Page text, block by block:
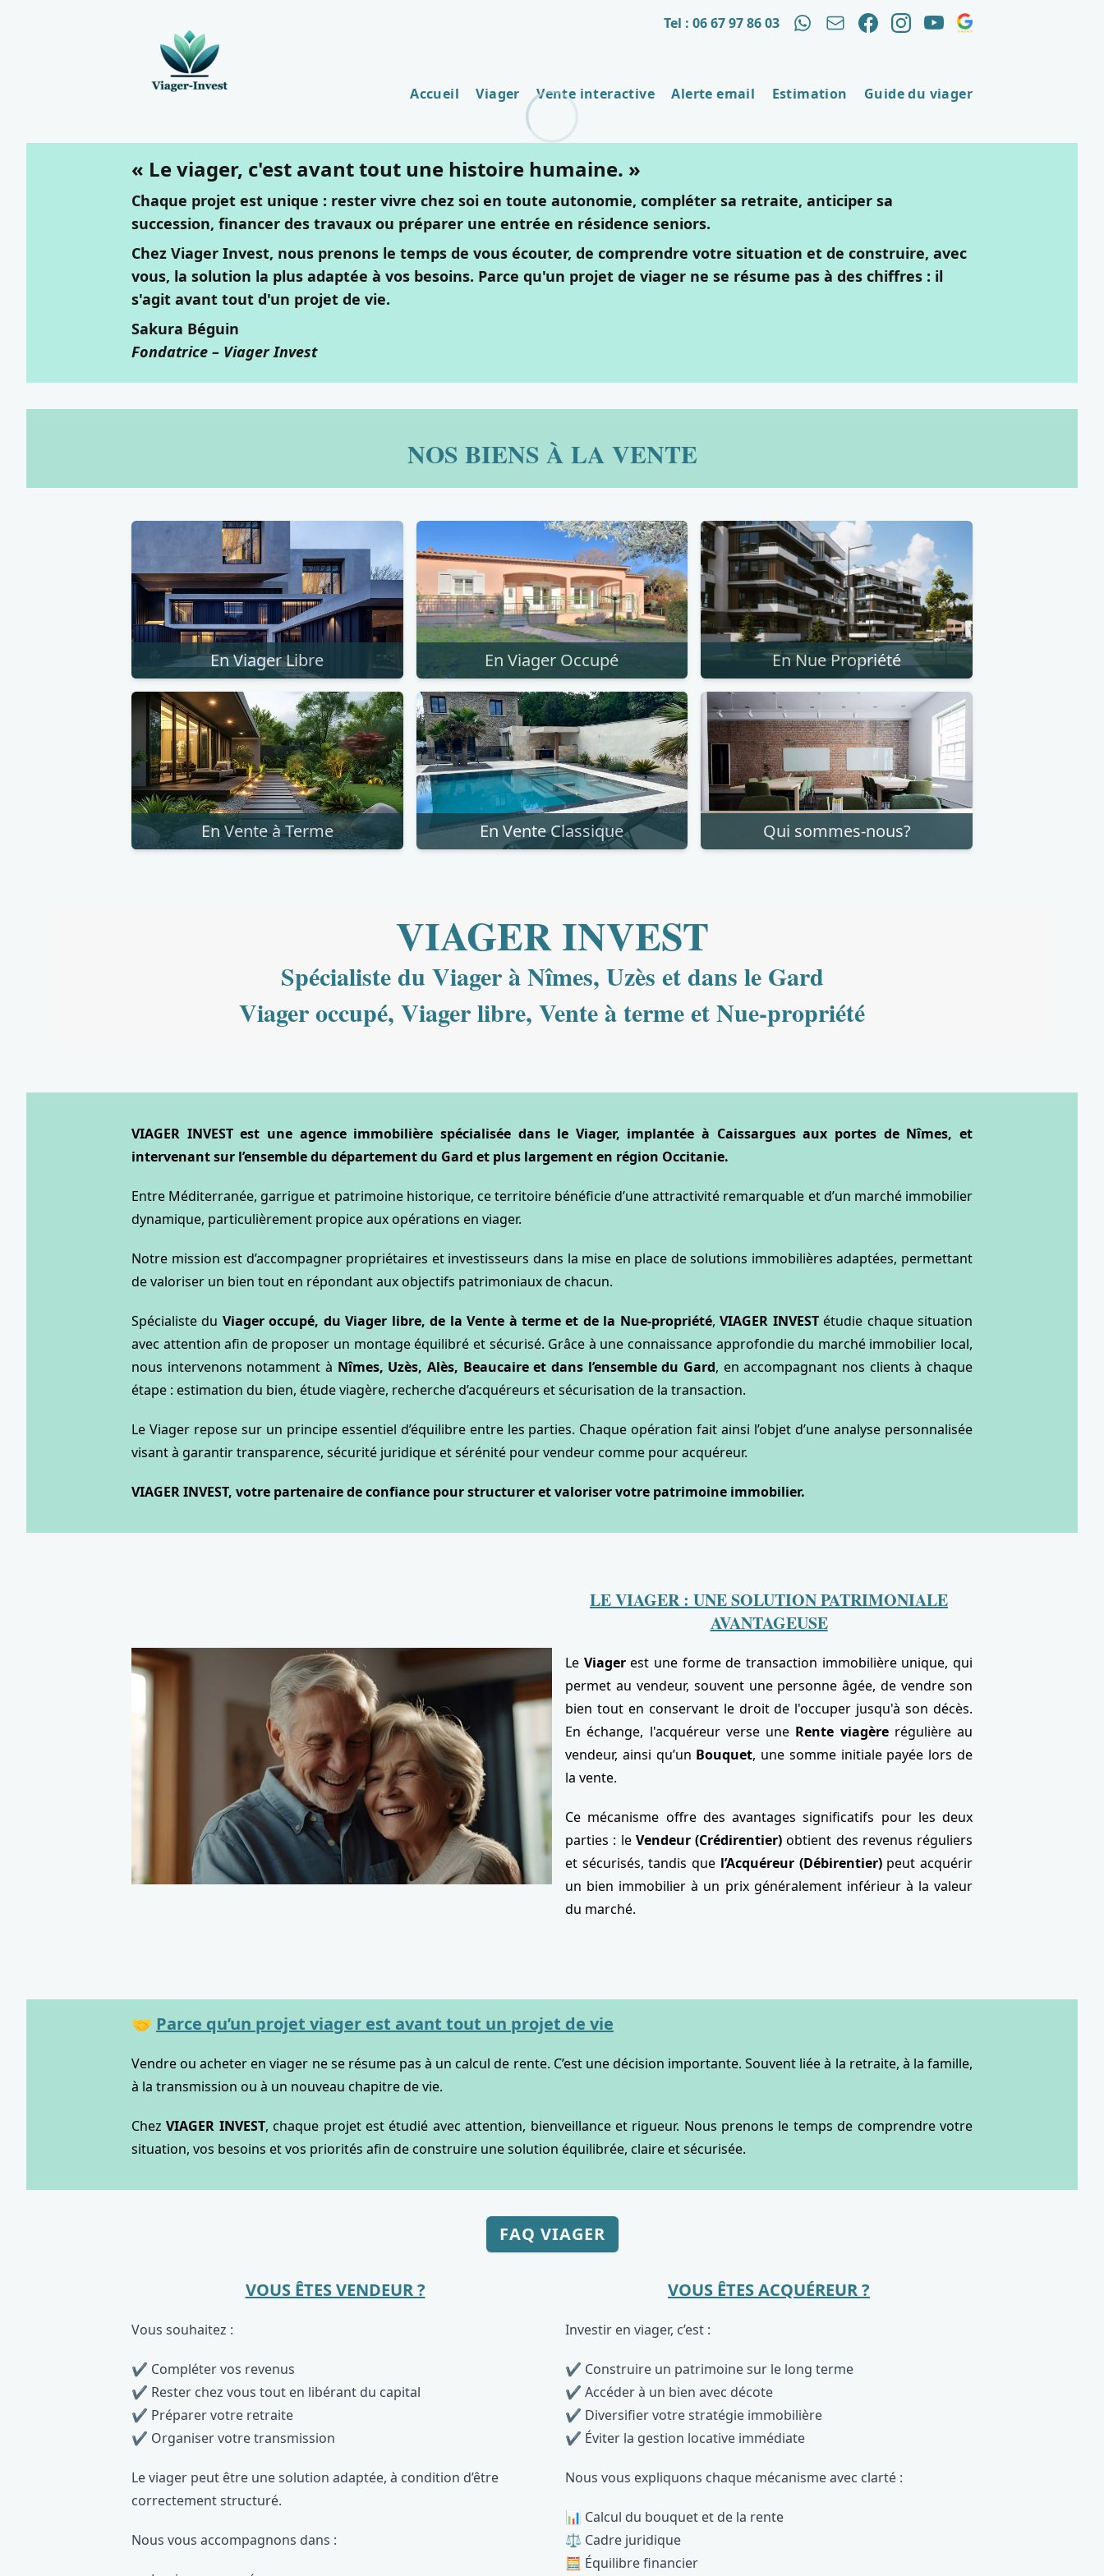
Tel : 06 67 97 86 03
Accueil Viager Vente interactive Alerte email Estimation Guide du viager
« Le viager, c'est avant tout une histoire humaine. »
Chaque projet est unique : rester vivre chez soi en toute autonomie, compléter sa retraite, anticiper sa
succession, financer des travaux ou préparer une entrée en résidence seniors.
Chez Viager Invest, nous prenons le temps de vous écouter, de comprendre votre situation et de construire, avec
vous, la solution la plus adaptée à vos besoins. Parce qu'un projet de viager ne se résume pas à des chiffres : il
s'agit avant tout d'un projet de vie.
Sakura Béguin
Fondatrice – Viager Invest
NOS BIENS À LA VENTE
En Viager Libre En Viager Occupé En Nue Propriété
En Vente à Terme En Vente Classique Qui sommes-nous?
VIAGER INVEST
Spécialiste du Viager à Nîmes, Uzès et dans le Gard
Viager occupé, Viager libre, Vente à terme et Nue-propriété
VIAGER INVEST est une agence immobilière spécialisée dans le Viager, implantée à Caissargues aux portes de Nîmes, et
intervenant sur l’ensemble du département du Gard et plus largement en région Occitanie.
Entre Méditerranée, garrigue et patrimoine historique, ce territoire bénéficie d’une attractivité remarquable et d’un marché immobilier
dynamique, particulièrement propice aux opérations en viager.
Notre mission est d’accompagner propriétaires et investisseurs dans la mise en place de solutions immobilières adaptées, permettant
de valoriser un bien tout en répondant aux objectifs patrimoniaux de chacun.
Spécialiste du Viager occupé, du Viager libre, de la Vente à terme et de la Nue-propriété,VIAGER INVESTétudie chaque situation
avec attention afin de proposer un montage équilibré et sécurisé. Grâce à une connaissance approfondie du marché immobilier local,
nous intervenons notamment à Nîmes, Uzès, Alès, Beaucaire et dans l’ensemble du Gard, en accompagnant nos clients à chaque
étape : estimation du bien, étude viagère, recherche d’acquéreurs et sécurisation de la transaction.
Le Viager repose sur un principe essentiel d’équilibre entre les parties. Chaque opération fait ainsi l’objet d’une analyse personnalisée
visant à garantir transparence, sécurité juridique et sérénité pour vendeur comme pour acquéreur.
VIAGER INVEST, votre partenaire de confiance pour structurer et valoriser votre patrimoine immobilier.
LE VIAGER : UNE SOLUTION PATRIMONIALE
AVANTAGEUSE
Le Viagerest une forme de transaction immobilière unique, qui
permet au vendeur, souvent une personne âgée, de vendre son
bien tout en conservant le droit de l'occuper jusqu'à son décès.
En échange, l'acquéreur verse une Rente viagèrerégulière au
vendeur, ainsi qu’un Bouquet, une somme initiale payée lors de
la vente.
Ce mécanisme offre des avantages significatifs pour les deux
parties : le Vendeur (Crédirentier) obtient des revenus réguliers
et sécurisés, tandis que l’Acquéreur (Débirentier)peut acquérir
un bien immobilier à un prix généralement inférieur à la valeur
du marché.
🤝 Parce qu’un projet viager est avant tout un projet de vie
Vendre ou acheter en viager ne se résume pas à un calcul de rente. C’est une décision importante. Souvent liée à la retraite, à la famille,
à la transmission ou à un nouveau chapitre de vie.
ChezVIAGER INVEST, chaque projet est étudié avec attention, bienveillance et rigueur. Nous prenons le temps de comprendre votre
situation, vos besoins et vos priorités afin de construire une solution équilibrée, claire et sécurisée.
FAQ VIAGER
VOUS ÊTES VENDEUR ?
Vous souhaitez :
✔ Compléter vos revenus
✔ Rester chez vous tout en libérant du capital
✔ Préparer votre retraite
✔ Organiser votre transmission
Le viager peut être une solution adaptée, à condition d’être
correctement structuré.
Nous vous accompagnons dans :
VOUS ÊTES ACQUÉREUR ?
Investir en viager, c’est :
✔ Construire un patrimoine sur le long terme
✔ Accéder à un bien avec décote
✔ Diversifier votre stratégie immobilière
✔ Éviter la gestion locative immédiate
Nous vous expliquons chaque mécanisme avec clarté :
📊 Calcul du bouquet et de la rente
⚖️ Cadre juridique
🧮 Équilibre financier